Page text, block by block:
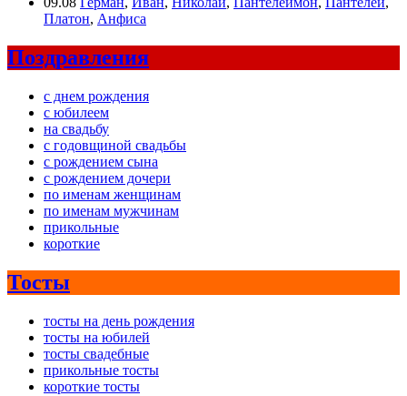
Платон, Анфиса
Поздравления
с днем рождения
с юбилеем
на свадьбу
с годовщиной свадьбы
с рождением сына
с рождением дочери
по именам женщинам
по именам мужчинам
прикольные
короткие
Тосты
тосты на день рождения
тосты на юбилей
тосты свадебные
прикольные тосты
короткие тосты